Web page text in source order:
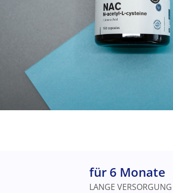
für 6 Monate
LANGE VERSORGUNG